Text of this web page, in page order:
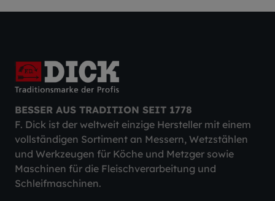
BESSER AUS TRADITION SEIT 1778
F. Dick ist der weltweit einzige Hersteller mit einem
vollständigen Sortiment an Messern, Wetzstählen
und Werkzeugen für Köche und Metzger sowie
Maschinen für die Fleischverarbeitung und
Schleifmaschinen.